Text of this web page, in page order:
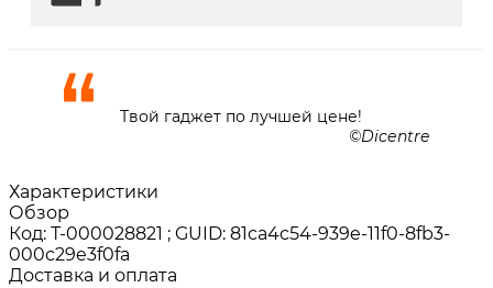
Твой гаджет по лучшей цене!
Dicentre
Характеристики
Обзор
Код: Т-000028821 ; GUID: 81ca4c54-939e-11f0-8fb3-
000c29e3f0fa
Доставка и оплата